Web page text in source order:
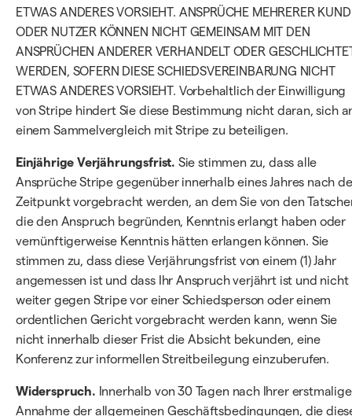
ETWAS ANDERES VORSIEHT. ANSPRÜCHE MEHRERER
ODER NUTZER KÖNNEN NICHT GEMEINSAM MIT DEN
ANSPRÜCHEN ANDERER VERHANDELT ODER
WERDEN, SOFERN DIESE SCHIEDSVEREINBARUNG NICHT
ETWAS ANDERES VORSIEHT. Vorbehaltlich der Einwilligung
von Stripe hindert Sie diese Bestimmung nicht daran, sich
einem Sammelvergleich mit Stripe zu beteiligen.
Einjährige Verjährungsfrist. Sie stimmen zu, dass alle
Ansprüche Stripe gegenüber innerhalb eines Jahres nach
Zeitpunkt vorgebracht werden, an dem Sie von den
die den Anspruch begründen, Kenntnis erlangt haben oder
vernünftigerweise Kenntnis hätten erlangen können. Sie
stimmen zu, dass diese Verjährungsfrist von einem (1) Jahr
angemessen ist und dass Ihr Anspruch verjährt ist und nicht
weiter gegen Stripe vor einer Schiedsperson oder einem
ordentlichen Gericht vorgebracht werden kann, wenn Sie
nicht innerhalb dieser Frist die Absicht bekunden, eine
Konferenz zur informellen Streitbeilegung einzuberufen.
Widerspruch. Innerhalb von 30 Tagen nach Ihrer
Annahme der allgemeinen Geschäftsbedingungen, die